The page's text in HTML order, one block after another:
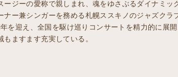
ージーの愛称で親しまれ、魂をゆさぶるダイナミッ
ー兼シンガーを務める札幌ススキノのジャズクラ
を迎え、全国を駆け巡りコンサートを精力的に展
ますます充実している。